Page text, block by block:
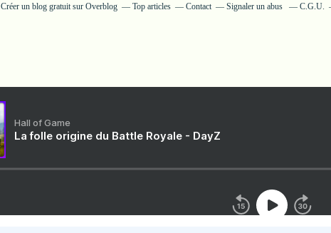
Créer un blog gratuit sur Overblog Top articles Contact Signaler un abus C.G.U.
Hall of Game
La folle origine du Battle Royale - DayZ